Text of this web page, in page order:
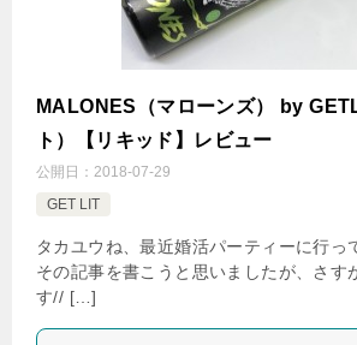
MALONES（マローンズ） by
ト）【リキッド】レビュー
公開日： 2018-07-29
GET LIT
タカユウね、最近婚活パーティーに行っ
その記事を書こうと思いましたが、さす
す// […]